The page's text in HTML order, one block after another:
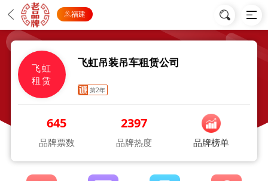
福建
飞虹
租赁
飞虹吊装吊车租赁公司
第2年
645
品牌票数
2397
品牌热度 品牌榜单